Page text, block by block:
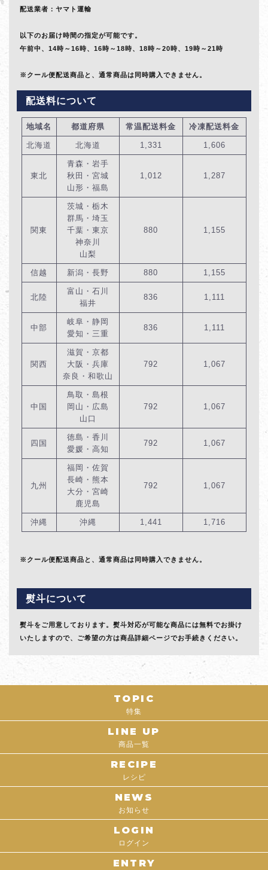
配送業者：ヤマト運輸
以下のお届け時間の指定が可能です。
午前中、14時～16時、16時～18時、18時～20時、19時～21時
※クール便配送商品と、通常商品は同時購入できません。
配送料について
地域名 都道府県 常温配送料金 冷凍配送料金
北海道 北海道 1,331 1,606
東北
青森・岩手
秋田・宮城
山形・福島
1,012 1,287
関東
茨城・栃木
群馬・埼玉
千葉・東京
神奈川
山梨
880 1,155
信越 新潟・長野 880 1,155
北陸
富山・石川
福井
836 1,111
中部
岐阜・静岡
愛知・三重
836 1,111
関西
滋賀・京都
大阪・兵庫
奈良・和歌山
792 1,067
中国
鳥取・島根
岡山・広島
山口
792 1,067
四国
徳島・香川
愛媛・高知
792 1,067
九州
福岡・佐賀
長崎・熊本
大分・宮崎
鹿児島
792 1,067
沖縄 沖縄 1,441 1,716
※クール便配送商品と、通常商品は同時購入できません。
熨斗について
熨斗をご用意しております。熨斗対応が可能な商品には無料でお掛け
いたしますので、ご希望の方は商品詳細ページでお手続きください。
TOPIC
特集
LINE UP
商品一覧
RECIPE
レシピ
NEWS
お知らせ
LOGIN
ログイン
ENTRY